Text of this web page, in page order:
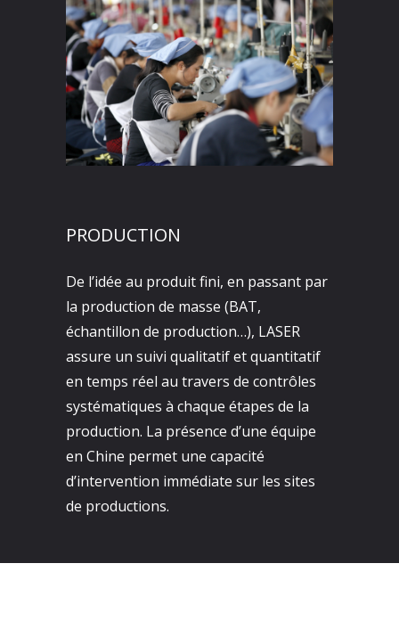
PRODUCTION
De l’idée au produit fini, en passant par
la production de masse (BAT,
échantillon de production…), LASER
assure un suivi qualitatif et quantitatif
en temps réel au travers de contrôles
systématiques à chaque étapes de la
production. La présence d’une équipe
en Chine permet une capacité
d’intervention immédiate sur les sites
de productions.